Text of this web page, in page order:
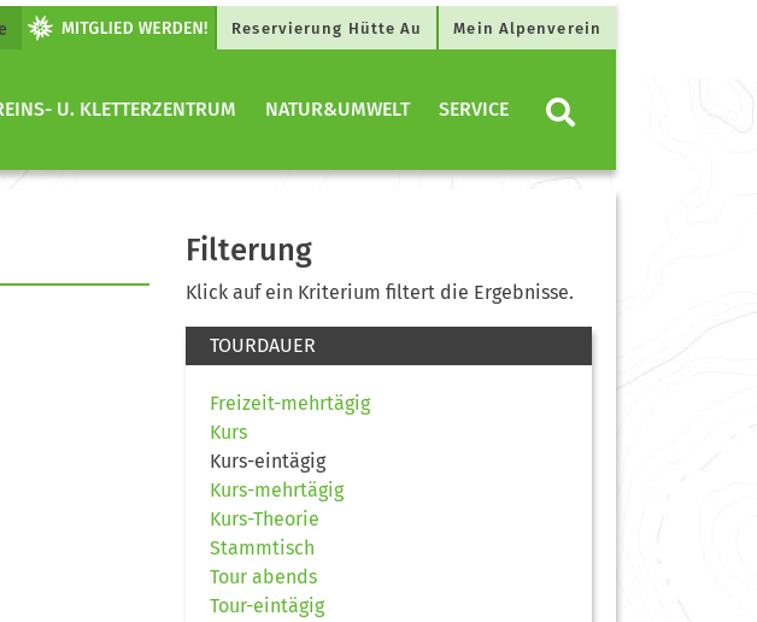
Reservierung Hütte Au Mein Alpenverein
U. KLETTERZENTRUM NATUR&UMWELT SERVICE
Filterung
Klick auf ein Kriterium filtert die Ergebnisse.
TOURDAUER
Freizeit-mehrtägig
Kurs
Kurs-eintägig
Kurs-mehrtägig
Kurs-Theorie
Stammtisch
Tour abends
Tour-eintägig